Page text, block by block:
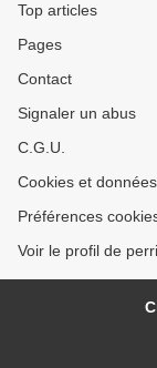
Top articles
Pages
Contact
Signaler un abus
C.G.U.
Cookies et
Préférences
Voir le profil de